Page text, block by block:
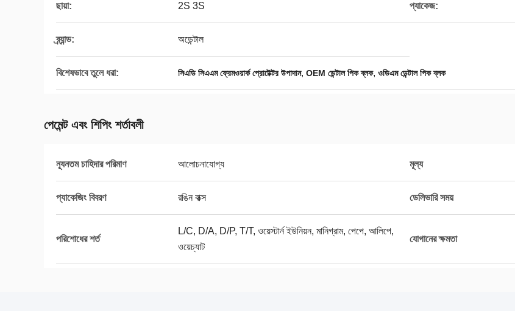
ছায়া: 2S 3S প্যাকেজ:
ব্র্যান্ড: অডেন্টাল
বিশেষভাবে তুলে ধরা: সিএডি সিএএম ফ্রেমওয়ার্ক প্রোটেক্টর উপাদান, OEM ডেন্টাল পিক ব্লক, ওডিএম ডেন্টাল পিক ব্লক
পেমেন্ট এবং শিপিং শর্তাবলী
ন্যূনতম চাহিদার পরিমাণ আলোচনাযোগ্য মূল্য
প্যাকেজিং বিবরণ রঙিন বাক্স ডেলিভারি সময়
পরিশোধের শর্ত
L/C, D/A, D/P, T/T, ওয়েস্টার্ন ইউনিয়ন, মানিগ্রাম, পেপে, আলিপে,
ওয়েচ্যাট
যোগানের ক্ষমতা